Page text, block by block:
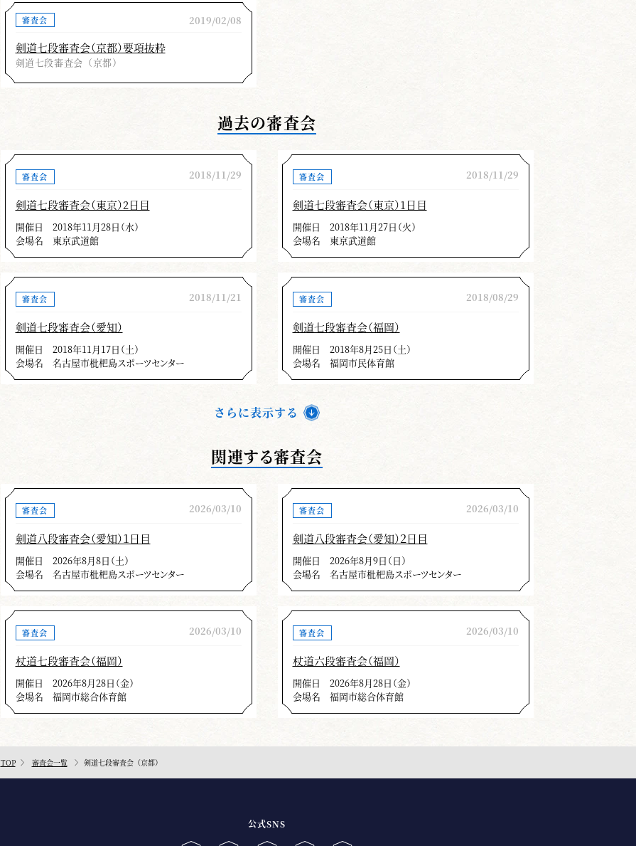
六・七段剣道形審査を担当しました。平成最後の審査、受審者皆さんは大きな意識を
もって審査に臨まれたと思います。六段再審査７名、七段再審査８名の皆さんが挑戦さ
れました。何れも受審前しっかり稽古を積んで臨んだか疑われる部分もありましたが合
格されました。六・七段共に今回剣道形受審者は全員合格されました。おめでとうござ
います。４月29日、30日平成最後の合格者として感慨も大きなことと思います。
剣道形は剣道の修業上、欠かせぬ絶対的なものであります、形なくして剣道はありえ
ません、今回の審査において十分な修錬を積んで審査に臨んで錬度のある形を演じてい
た方は僅かで多くの方は形だけにとらわれて相手とのかかわりのないままに終始して打
太刀仕太刀の役割を理解せずに演じていました、今回の反省と今後の修錬の課題として
次の点に留意されて修錬を続けてくださることを念じて記述します。
打太刀仕太刀の関係役割を理解すること、相手との気合わせが大切。
姿勢と構えを正し、足捌きを正しながら大技小技を理解しながら気剣体一致の技
鎬の使い方を理解研鑽して打突部位を正しく打突すること。
特段に後ろ足の引き付けを充分にすること、今回の審査では引き付けのないのが大
きく目についた。
打突後仕太刀の充分な残心の後、打太刀の始動でもとに復す。
剣道の原点は剣道形です。怠ることなく更なる修業を続けて佳き指導者としてそして
審査会 2019/02/08
剣道七段審査会（京都）要項抜粋
剣道七段審査会（京都）
過去の審査会
審査会 2018/11/29
剣道七段審査会（東京）2日目
開催日
2018年11月28日（水）
会場名
東京武道館
審査会 2018/11/29
剣道七段審査会（東京）1日目
開催日
2018年11月27日（火）
会場名
東京武道館
審査会 2018/11/21
剣道七段審査会（愛知）
開催日
2018年11月17日（土）
会場名
名古屋市枇杷島スポーツセンター
審査会 2018/08/29
剣道七段審査会（福岡）
開催日
2018年8月25日（土）
会場名
福岡市民体育館
さらに表示する
関連する審査会
審査会 2026/03/10
剣道八段審査会（愛知）１日目
開催日
2026年8月8日（土）
会場名
名古屋市枇杷島スポーツセンター
審査会 2026/03/10
剣道八段審査会（愛知）２日目
開催日
2026年8月9日（日）
会場名
名古屋市枇杷島スポーツセンター
審査会 2026/03/10
杖道七段審査会（福岡）
開催日
2026年8月28日（金）
会場名
福岡市総合体育館
審査会 2026/03/10
杖道六段審査会（福岡）
開催日
2026年8月28日（金）
会場名
福岡市総合体育館
TOP 審査会一覧 剣道七段審査会（京都）
公式SNS